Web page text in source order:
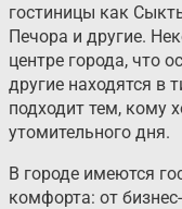
гостиницы как
Печора и другие.
центре города, что
другие находятся в
подходит тем, кому
утомительного дня.
В городе имеются
комфорта: от